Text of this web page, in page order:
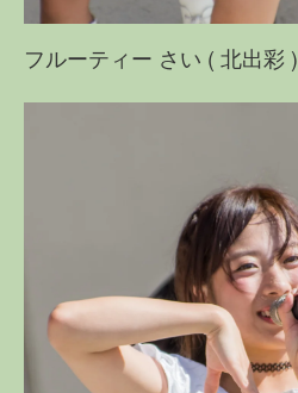
フルーティー さい ( 北出彩 )